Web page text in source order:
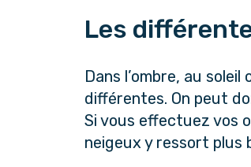
Les
Dans l’ombre, au
différentes. On peut
Si vous effectuez vos
neigeux y ressort plus